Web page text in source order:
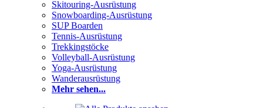
Skitouring-Ausrüstung
Snowboarding-Ausrüstung
SUP Boarden
Tennis-Ausrüstung
Trekkingstöcke
Volleyball-Ausrüstung
Yoga-Ausrüstung
Wanderausrüstung
Mehr sehen...